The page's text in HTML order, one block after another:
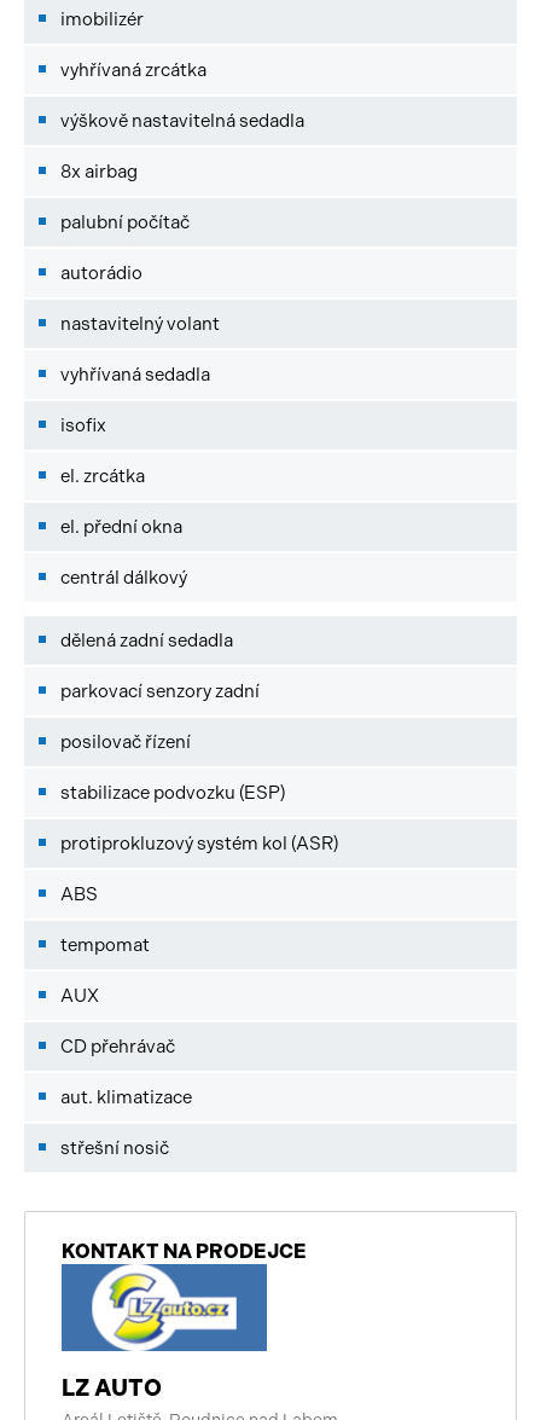
imobilizér
vyhřívaná zrcátka
výškově nastavitelná sedadla
8x airbag
palubní počítač
autorádio
nastavitelný volant
vyhřívaná sedadla
isofix
el. zrcátka
el. přední okna
centrál dálkový
dělená zadní sedadla
parkovací senzory zadní
posilovač řízení
stabilizace podvozku (ESP)
protiprokluzový systém kol (ASR)
ABS
tempomat
AUX
CD přehrávač
aut. klimatizace
střešní nosič
KONTAKT NA PRODEJCE
LZ AUTO